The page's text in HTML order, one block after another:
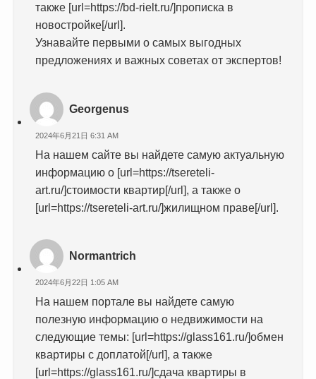
также [url=https://bd-rielt.ru/]прописка в
новостройке[/url].
Узнавайте первыми о самых выгодных
предложениях и важных советах от экспертов!
Georgenus
2024年6月21日 6:31 AM
На нашем сайте вы найдете самую актуальную
информацию о [url=https://tsereteli-
art.ru/]стоимости квартир[/url], а также о
[url=https://tsereteli-art.ru/]жилищном праве[/url].
Normantrich
2024年6月22日 1:05 AM
На нашем портале вы найдете самую
полезную информацию о недвижимости на
следующие темы: [url=https://glass161.ru/]обмен
квартиры с доплатой[/url], а также
[url=https://glass161.ru/]сдача квартиры в